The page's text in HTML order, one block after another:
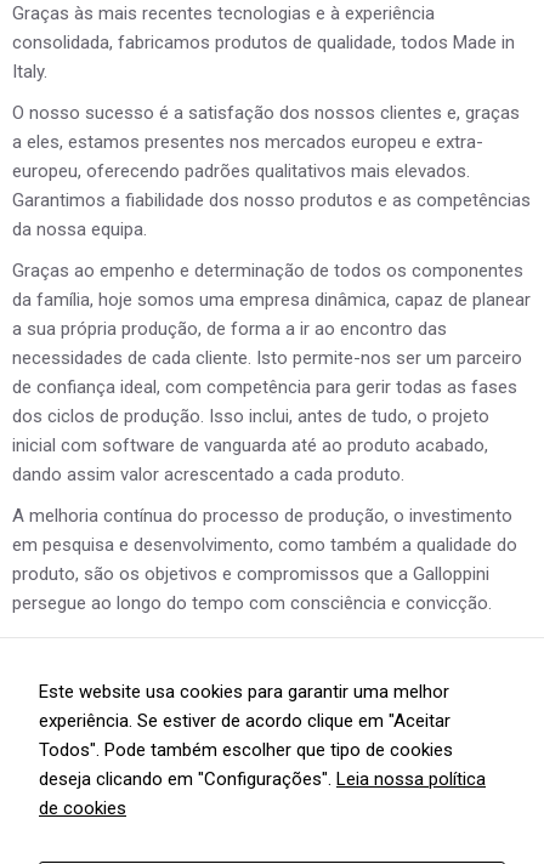
Graças às mais recentes tecnologias e à experiência
consolidada, fabricamos produtos de qualidade, todos Made in
Italy.
O nosso sucesso é a satisfação dos nossos clientes e, graças
a eles, estamos presentes nos mercados europeu e extra-
europeu, oferecendo padrões qualitativos mais elevados.
Garantimos a fiabilidade dos nosso produtos e as competências
da nossa equipa.
Graças ao empenho e determinação de todos os componentes
da família, hoje somos uma empresa dinâmica, capaz de planear
a sua própria produção, de forma a ir ao encontro das
necessidades de cada cliente. Isto permite-nos ser um parceiro
de confiança ideal, com competência para gerir todas as fases
dos ciclos de produção. Isso inclui, antes de tudo, o projeto
inicial com software de vanguarda até ao produto acabado,
dando assim valor acrescentado a cada produto.
A melhoria contínua do processo de produção, o investimento
em pesquisa e desenvolvimento, como também a qualidade do
produto, são os objetivos e compromissos que a Galloppini
persegue ao longo do tempo com consciência e convicção.
Saiba mais sobre esta empresa!
Marcas Representadas
Este website usa cookies para garantir uma melhor
experiência. Se estiver de acordo clique em "Aceitar
Todos". Pode também escolher que tipo de cookies
deseja clicando em "Configurações". Leia nossa política
de cookies